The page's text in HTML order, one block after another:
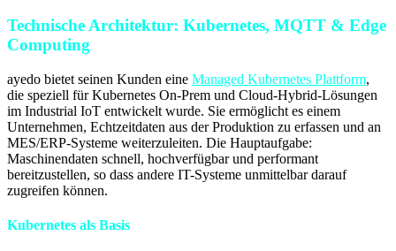
Technische Architektur: Kubernetes, MQTT & Edge
Computing
ayedo bietet seinen Kunden eine Managed Kubernetes Plattform,
die speziell für Kubernetes On-Prem und Cloud-Hybrid-Lösungen
im Industrial IoT entwickelt wurde. Sie ermöglicht es einem
Unternehmen, Echtzeitdaten aus der Produktion zu erfassen und an
MES/ERP-Systeme weiterzuleiten. Die Hauptaufgabe:
Maschinendaten schnell, hochverfügbar und performant
bereitzustellen, so dass andere IT-Systeme unmittelbar darauf
zugreifen können.
Kubernetes als Basis